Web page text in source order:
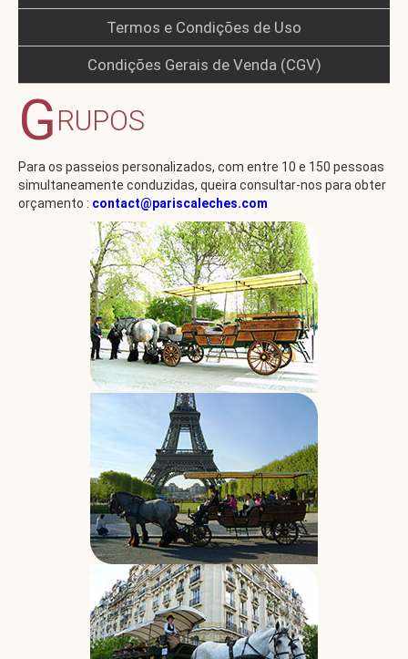
Termos e Condições de Uso
Condições Gerais de Venda (CGV)
GRUPOS
Para os passeios personalizados, com entre 10 e 150 pessoas
simultaneamente conduzidas, queira consultar-nos para obter
orçamento : contact@pariscaleches.com